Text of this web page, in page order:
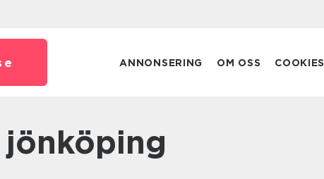
ANNONSERING OM OSS COOKIES
jönköping